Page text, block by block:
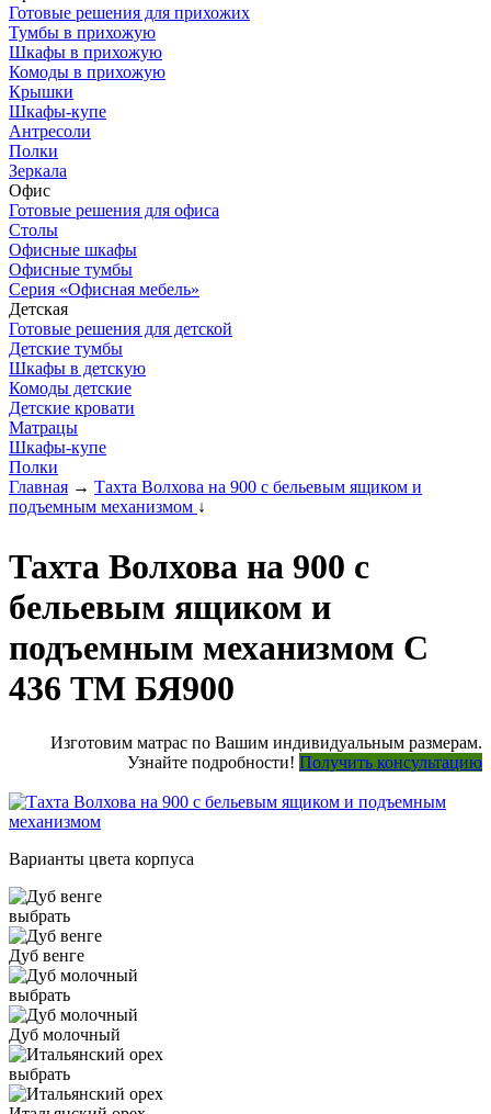
Готовые решения для прихожих
Тумбы в прихожую
Шкафы в прихожую
Комоды в прихожую
Крышки
Шкафы-купе
Антресоли
Полки
Зеркала
Офис
Готовые решения для офиса
Столы
Офисные шкафы
Офисные тумбы
Серия «Офисная мебель»
Детская
Готовые решения для детской
Детские тумбы
Шкафы в детскую
Комоды детские
Детские кровати
Матрацы
Шкафы-купе
Полки
Главная → Тахта Волхова на 900 с бельевым ящиком и
подъемным механизмом ↓
Тахта Волхова на 900 с
бельевым ящиком и
подъемным механизмом С
436 ТМ БЯ900
Изготовим матрас по Вашим индивидуальным размерам.
Узнайте подробности! Получить консультацию
Варианты цвета корпуса
выбрать
Дуб венге
выбрать
Дуб молочный
выбрать